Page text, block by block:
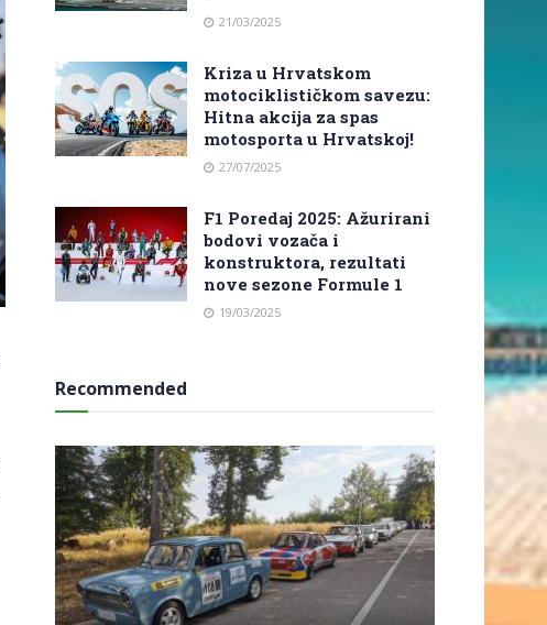
21/03/2025
Kriza u Hrvatskom
motociklističkom savezu:
Hitna akcija za spas
motosporta u Hrvatskoj!
27/07/2025
F1 Poredaj 2025: Ažurirani
bodovi vozača i
konstruktora, rezultati
nove sezone Formule 1
19/03/2025
Recommended